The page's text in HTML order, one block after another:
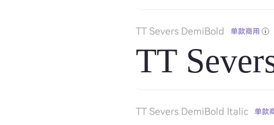
TT Severs DemiBold 单款商用
TT
TT Severs DemiBold Italic 单款